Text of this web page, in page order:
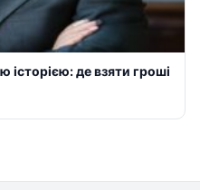
де взяти гроші